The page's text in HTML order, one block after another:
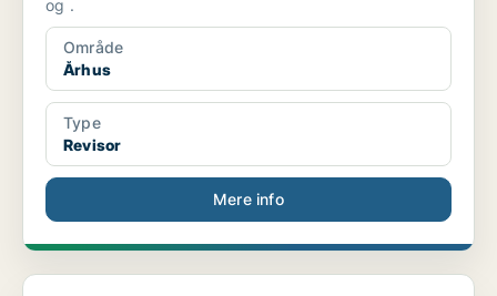
og .
Område
Århus
Type
Revisor
Mere info
Revisortrainee i Agillix 2027 - Skab din karriere ...